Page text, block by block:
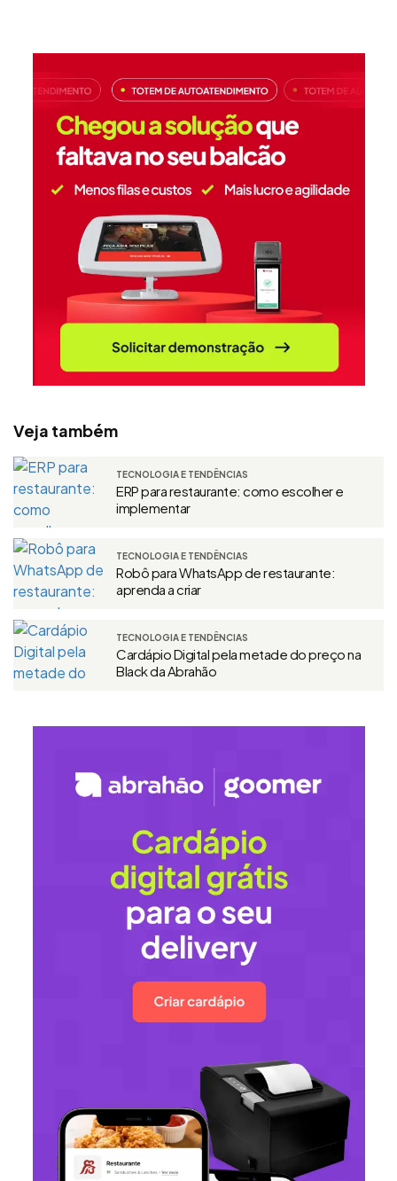
Veja também
TECNOLOGIA E TENDÊNCIAS
ERP para restaurante: como escolher e
implementar
TECNOLOGIA E TENDÊNCIAS
Robô para WhatsApp de restaurante:
aprenda a criar
TECNOLOGIA E TENDÊNCIAS
Cardápio Digital pela metade do preço na
Black da Abrahão